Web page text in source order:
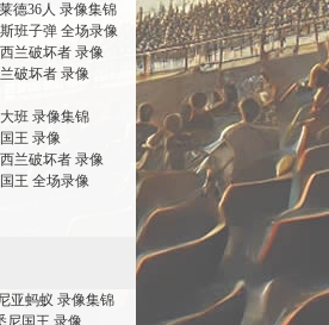
德36人 录像集锦
班子弹 全场录像
兰破坏者 录像
破坏者 录像
班 录像集锦
王 录像
兰破坏者 录像
王 全场录像
亚蚂蚁 录像集锦
尼国王 录像